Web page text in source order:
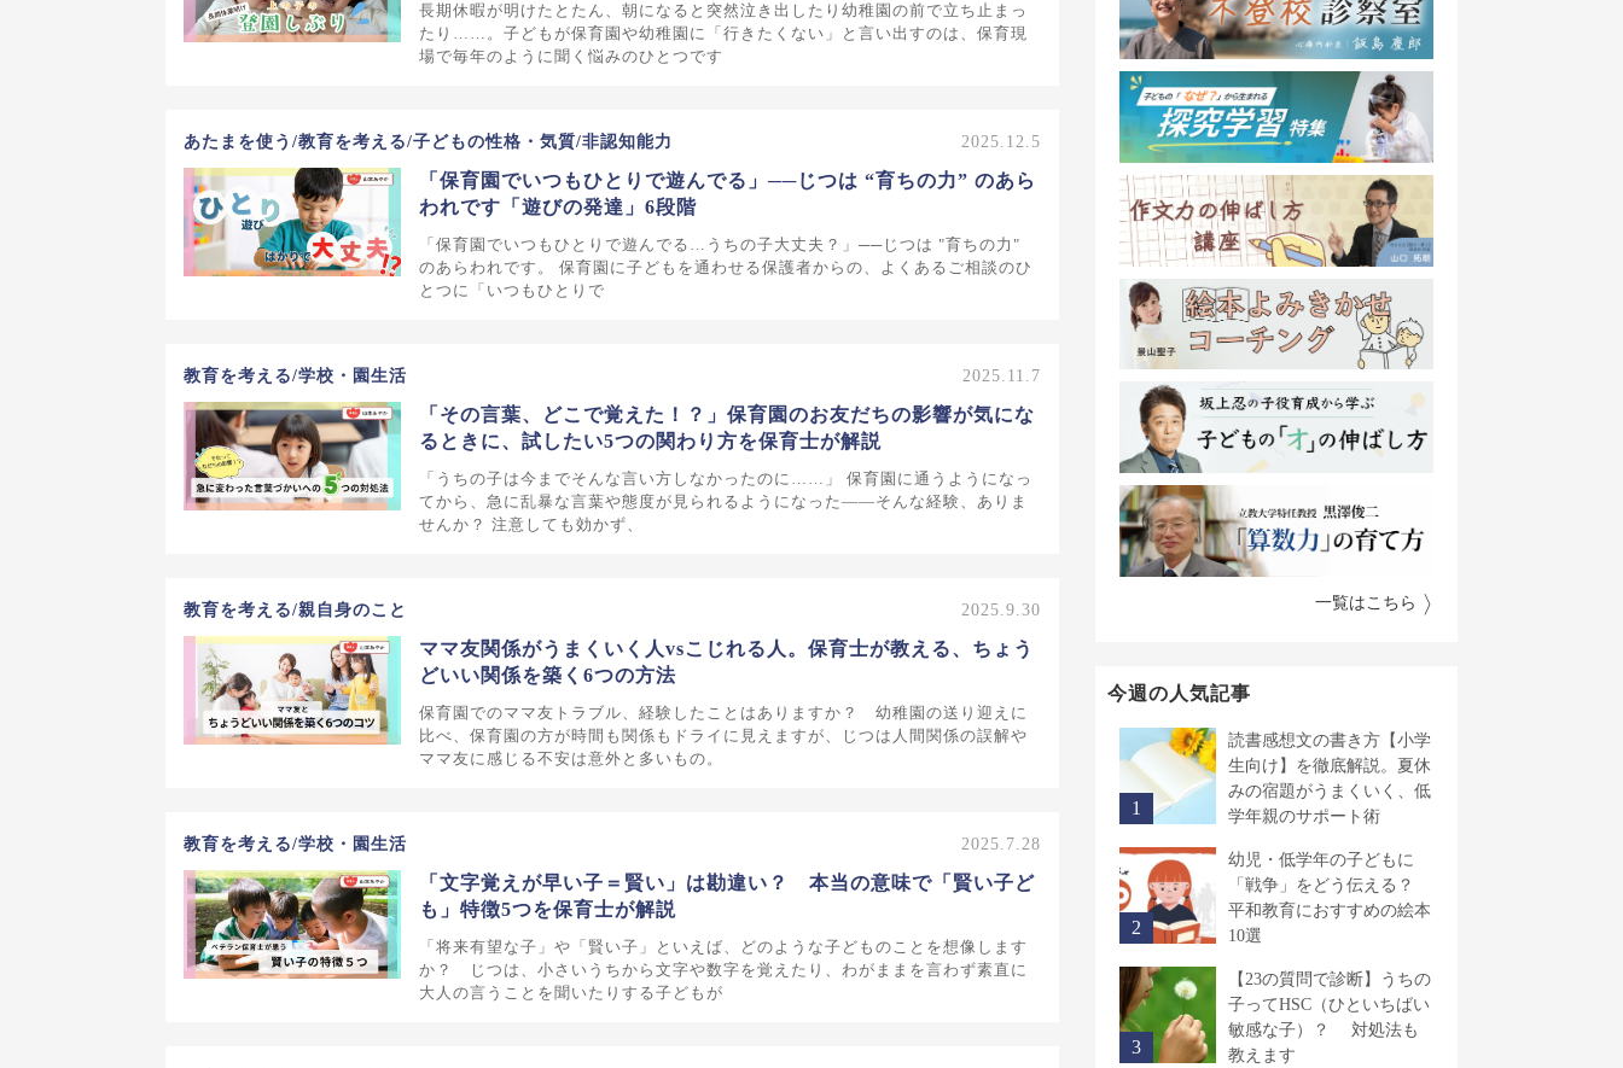
長期休暇が明けたとたん、朝になると突然泣き出したり幼稚園の前で立ち止まっ
たり……。子どもが保育園や幼稚園に「行きたくない」と言い出すのは、保育現
場で毎年のように聞く悩みのひとつです
あたまを使う/教育を考える/子どもの性格・気質/非認知能力 2025.12.5
「保育園でいつもひとりで遊んでる」──じつは “育ちの力” のあら
われです「遊びの発達」6段階
「保育園でいつもひとりで遊んでる…うちの子大丈夫？」──じつは "育ちの力"
のあらわれです。 保育園に子どもを通わせる保護者からの、よくあるご相談のひ
とつに「いつもひとりで
教育を考える/学校・園生活 2025.11.7
「その言葉、どこで覚えた！？」保育園のお友だちの影響が気にな
るときに、試したい5つの関わり方を保育士が解説
「うちの子は今までそんな言い方しなかったのに……」 保育園に通うようになっ
てから、急に乱暴な言葉や態度が見られるようになった――そんな経験、ありま
せんか？ 注意しても効かず、
教育を考える/親自身のこと 2025.9.30
ママ友関係がうまくいく人vsこじれる人。保育士が教える、ちょう
どいい関係を築く6つの方法
保育園でのママ友トラブル、経験したことはありますか？ 幼稚園の送り迎えに
比べ、保育園の方が時間も関係もドライに見えますが、じつは人間関係の誤解や
ママ友に感じる不安は意外と多いもの。
教育を考える/学校・園生活 2025.7.28
「文字覚えが早い子＝賢い」は勘違い？ 本当の意味で「賢い子ど
も」特徴5つを保育士が解説
「将来有望な子」や「賢い子」といえば、どのような子どものことを想像します
か？ じつは、小さいうちから文字や数字を覚えたり、わがままを言わず素直に
大人の言うことを聞いたりする子どもが
一覧はこちら
今週の人気記事
読書感想文の書き方【小学
生向け】を徹底解説。夏休
みの宿題がうまくいく、低
学年親のサポート術
幼児・低学年の子どもに
「戦争」をどう伝える？
平和教育におすすめの絵本
10選
【23の質問で診断】うちの
子ってHSC（ひといちばい
敏感な子）？ 対処法も
教えます